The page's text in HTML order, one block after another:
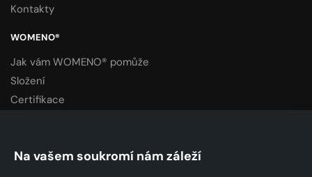
Na vašem soukromí nám záleží
Kontakty
WOMENO®
Jak vám WOMENO® pomůže
Složení
Certifikace
E-shop